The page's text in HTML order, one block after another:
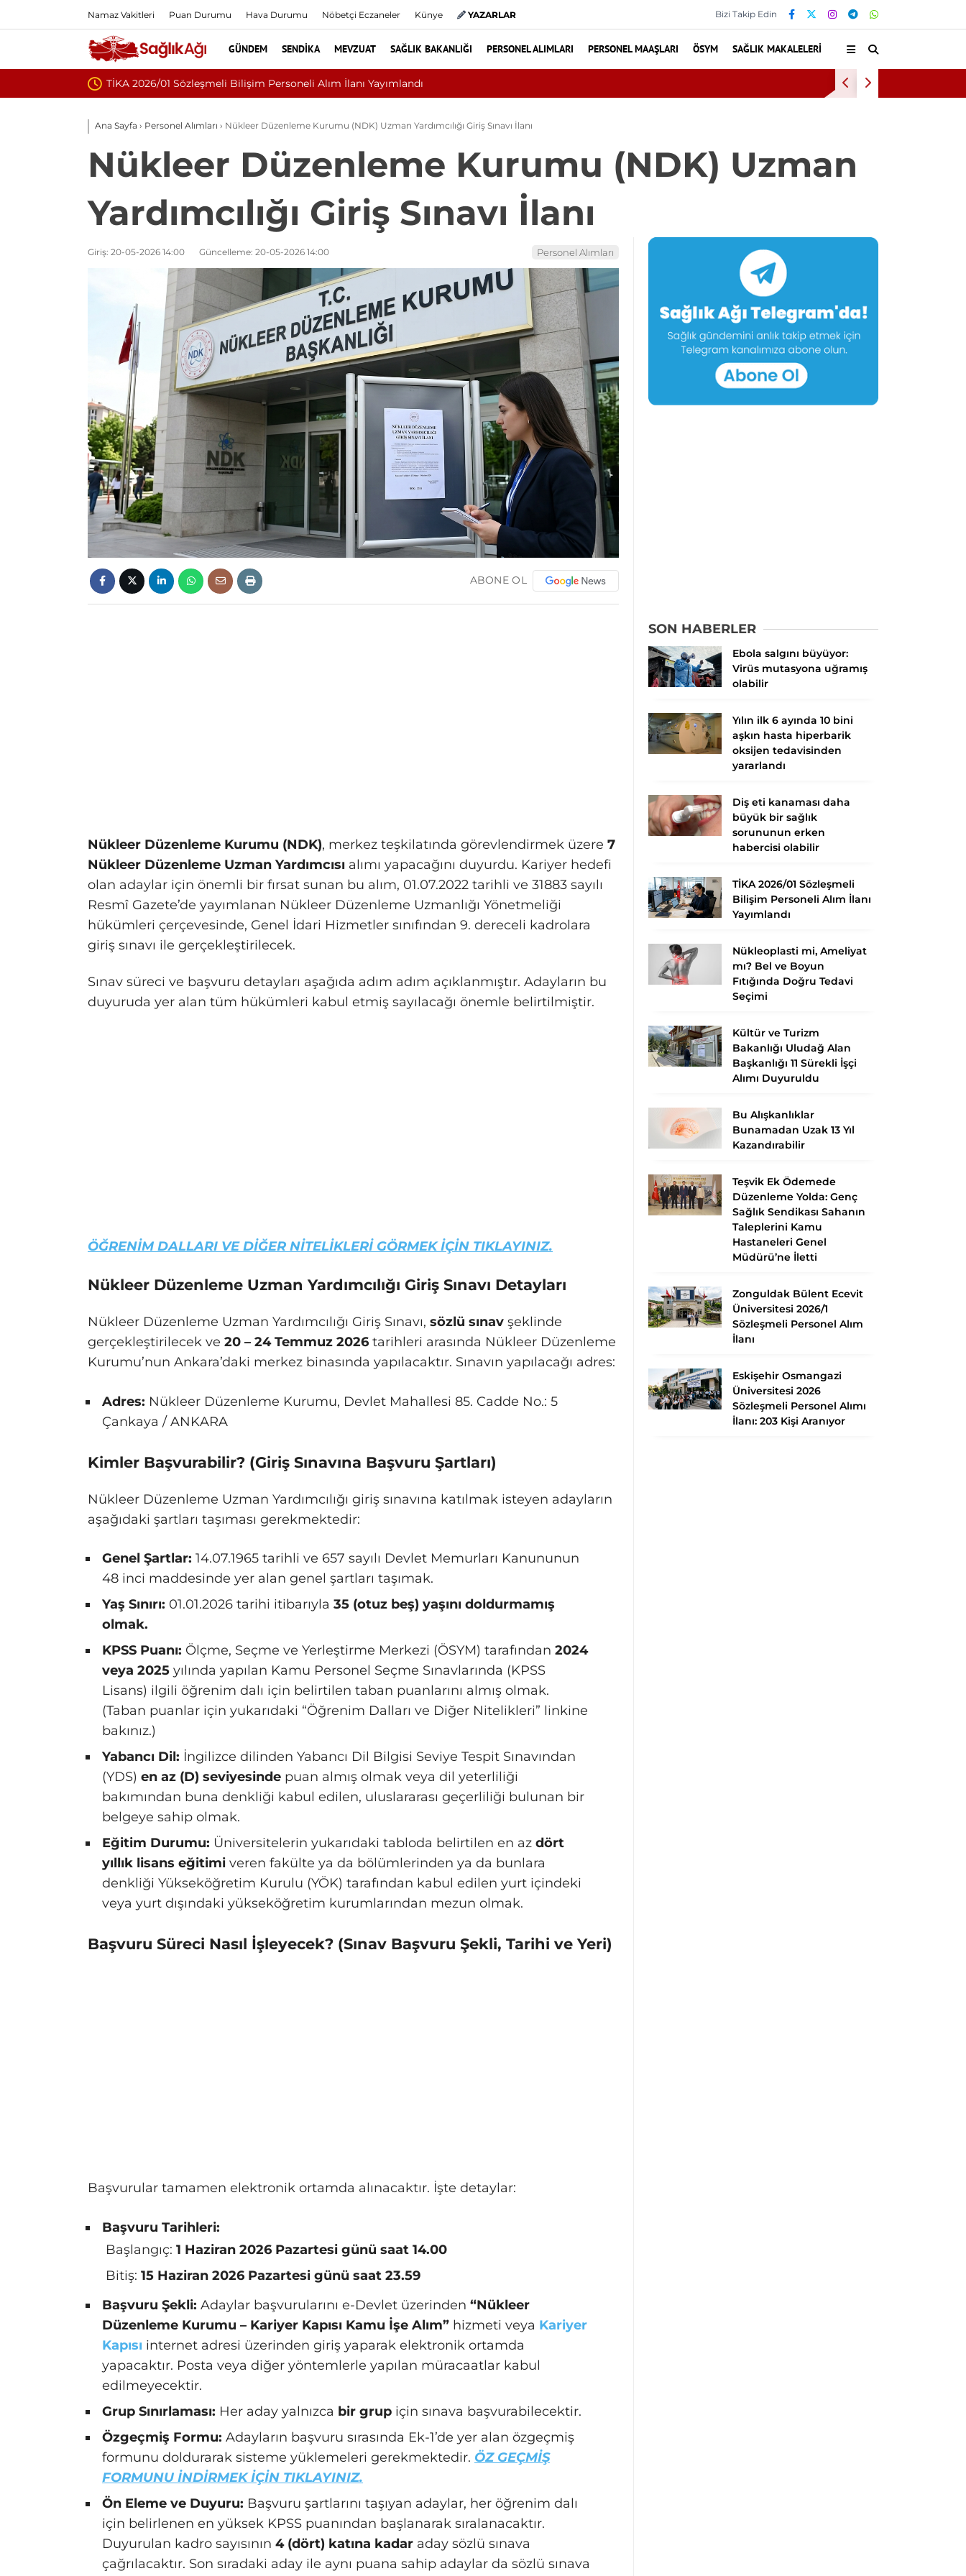
Namaz Vakitleri Puan Durumu Hava Durumu Nöbetçi Eczaneler Künye YAZARLAR Bizi Takip Edin
GÜNDEM SENDIKA MEVZUAT SAĞLIK BAKANLIĞI PERSONEL ALIMLARI PERSONEL MAAŞLARI ÖSYM SAĞLIK MAKALELERI
Nükleoplasti mi, Ameliyat mı? Bel ve Boyun Fıtığında Doğru Tedavi Seçimi Kültür ve Turizm
Ana Sayfa › Personel Alımları › Nükleer Düzenleme Kurumu (NDK) Uzman Yardımcılığı Giriş Sınavı İlanı
Nükleer Düzenleme Kurumu (NDK) Uzman
Yardımcılığı Giriş Sınavı İlanı
Giriş: 20-05-2026 14:00 Güncelleme: 20-05-2026 14:00 Personel Alımları
ABONE OL
Nükleer Düzenleme Kurumu (NDK), merkez teşkilatında görevlendirmek üzere 7
Nükleer Düzenleme Uzman Yardımcısı alımı yapacağını duyurdu. Kariyer hedefi
olan adaylar için önemli bir fırsat sunan bu alım, 01.07.2022 tarihli ve 31883 sayılı
Resmî Gazete’de yayımlanan Nükleer Düzenleme Uzmanlığı Yönetmeliği
hükümleri çerçevesinde, Genel İdari Hizmetler sınıfından 9. dereceli kadrolara
giriş sınavı ile gerçekleştirilecek.
Sınav süreci ve başvuru detayları aşağıda adım adım açıklanmıştır. Adayların bu
duyuruda yer alan tüm hükümleri kabul etmiş sayılacağı önemle belirtilmiştir.
ÖĞRENİM DALLARI VE DİĞER NİTELİKLERİ GÖRMEK İÇİN TIKLAYINIZ.
Nükleer Düzenleme Uzman Yardımcılığı Giriş Sınavı Detayları
Nükleer Düzenleme Uzman Yardımcılığı Giriş Sınavı, sözlü sınav şeklinde
gerçekleştirilecek ve 20 – 24 Temmuz 2026 tarihleri arasında Nükleer Düzenleme
Kurumu’nun Ankara’daki merkez binasında yapılacaktır. Sınavın yapılacağı adres:
Adres: Nükleer Düzenleme Kurumu, Devlet Mahallesi 85. Cadde No.: 5
Çankaya / ANKARA
Kimler Başvurabilir? (Giriş Sınavına Başvuru Şartları)
Nükleer Düzenleme Uzman Yardımcılığı giriş sınavına katılmak isteyen adayların
aşağıdaki şartları taşıması gerekmektedir:
Genel Şartlar: 14.07.1965 tarihli ve 657 sayılı Devlet Memurları Kanununun
48 inci maddesinde yer alan genel şartları taşımak.
Yaş Sınırı: 01.01.2026 tarihi itibarıyla 35 (otuz beş) yaşını doldurmamış
olmak.
KPSS Puanı: Ölçme, Seçme ve Yerleştirme Merkezi (ÖSYM) tarafından 2024
veya 2025 yılında yapılan Kamu Personel Seçme Sınavlarında (KPSS
Lisans) ilgili öğrenim dalı için belirtilen taban puanlarını almış olmak.
(Taban puanlar için yukarıdaki “Öğrenim Dalları ve Diğer Nitelikleri” linkine
bakınız.)
Yabancı Dil: İngilizce dilinden Yabancı Dil Bilgisi Seviye Tespit Sınavından
(YDS) en az (D) seviyesinde puan almış olmak veya dil yeterliliği
bakımından buna denkliği kabul edilen, uluslararası geçerliliği bulunan bir
belgeye sahip olmak.
Eğitim Durumu: Üniversitelerin yukarıdaki tabloda belirtilen en az dört
yıllık lisans eğitimi veren fakülte ya da bölümlerinden ya da bunlara
denkliği Yükseköğretim Kurulu (YÖK) tarafından kabul edilen yurt içindeki
veya yurt dışındaki yükseköğretim kurumlarından mezun olmak.
Başvuru Süreci Nasıl İşleyecek? (Sınav Başvuru Şekli, Tarihi ve Yeri)
Başvurular tamamen elektronik ortamda alınacaktır. İşte detaylar:
Başvuru Tarihleri:
Başlangıç: 1 Haziran 2026 Pazartesi günü saat 14.00
Bitiş: 15 Haziran 2026 Pazartesi günü saat 23.59
Başvuru Şekli: Adaylar başvurularını e-Devlet üzerinden “Nükleer
Düzenleme Kurumu – Kariyer Kapısı Kamu İşe Alım” hizmeti veya Kariyer
Kapısı internet adresi üzerinden giriş yaparak elektronik ortamda
yapacaktır. Posta veya diğer yöntemlerle yapılan müracaatlar kabul
edilmeyecektir.
Grup Sınırlaması: Her aday yalnızca bir grup için sınava başvurabilecektir.
Özgeçmiş Formu: Adayların başvuru sırasında Ek-1’de yer alan özgeçmiş
formunu doldurarak sisteme yüklemeleri gerekmektedir. ÖZ GEÇMİŞ
FORMUNU İNDİRMEK İÇİN TIKLAYINIZ.
Ön Eleme ve Duyuru: Başvuru şartlarını taşıyan adaylar, her öğrenim dalı
için belirlenen en yüksek KPSS puanından başlanarak sıralanacaktır.
Duyurulan kadro sayısının 4 (dört) katına kadar aday sözlü sınava
çağrılacaktır. Son sıradaki aday ile aynı puana sahip adaylar da sözlü sınava
SON HABERLER
Ebola salgını büyüyor:
Virüs mutasyona uğramış
olabilir
Yılın ilk 6 ayında 10 bini
aşkın hasta hiperbarik
oksijen tedavisinden
yararlandı
Diş eti kanaması daha
büyük bir sağlık
sorununun erken
habercisi olabilir
TİKA 2026/01 Sözleşmeli
Bilişim Personeli Alım İlanı
Yayımlandı
Nükleoplasti mi, Ameliyat
mı? Bel ve Boyun
Fıtığında Doğru Tedavi
Seçimi
Kültür ve Turizm
Bakanlığı Uludağ Alan
Başkanlığı 11 Sürekli İşçi
Alımı Duyuruldu
Bu Alışkanlıklar
Bunamadan Uzak 13 Yıl
Kazandırabilir
Teşvik Ek Ödemede
Düzenleme Yolda: Genç
Sağlık Sendikası Sahanın
Taleplerini Kamu
Hastaneleri Genel
Müdürü’ne İletti
Zonguldak Bülent Ecevit
Üniversitesi 2026/1
Sözleşmeli Personel Alım
İlanı
Eskişehir Osmangazi
Üniversitesi 2026
Sözleşmeli Personel Alımı
İlanı: 203 Kişi Aranıyor